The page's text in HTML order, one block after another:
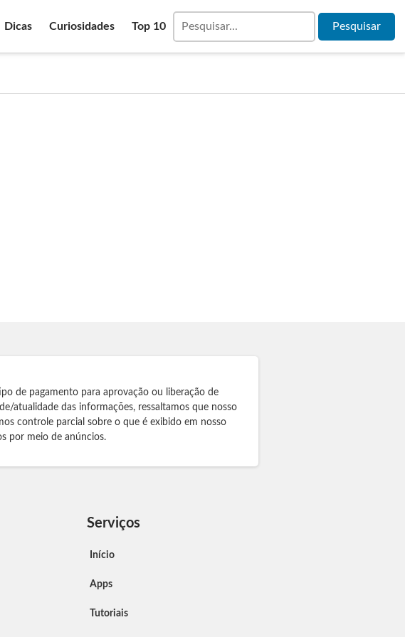
Dicas Curiosidades Top 10
de pagamento para aprovação ou liberação de
atualidade das informações, ressaltamos que nosso
controle parcial sobre o que é exibido em nosso
por meio de anúncios.
Serviços
Início
Apps
Tutoriais